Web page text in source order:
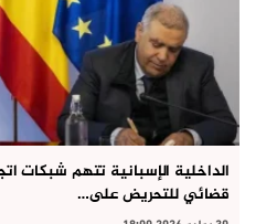
الداخلية الإسبانية تتهم شبكات
قضائي للتحريض على…